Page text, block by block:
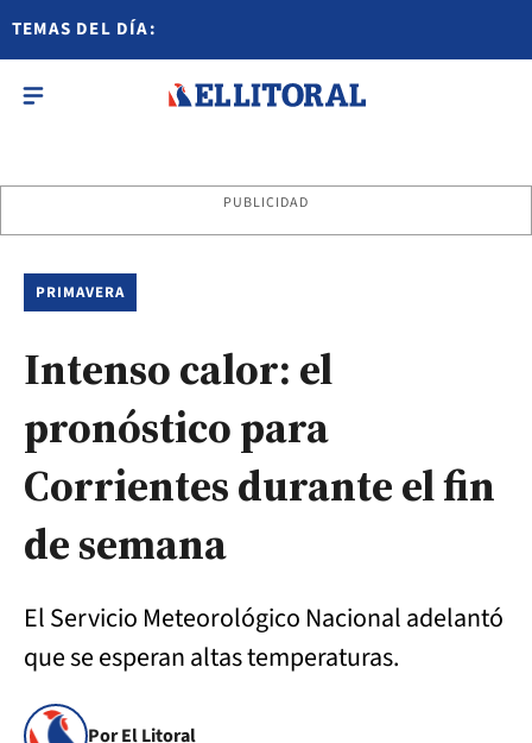
TEMAS DEL DÍA:
PUBLICIDAD
PRIMAVERA
Intenso calor: el
pronóstico para
Corrientes durante el fin
de semana
El Servicio Meteorológico Nacional adelantó
que se esperan altas temperaturas.
Por El Litoral